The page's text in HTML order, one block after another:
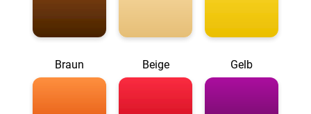
Braun Beige Gelb